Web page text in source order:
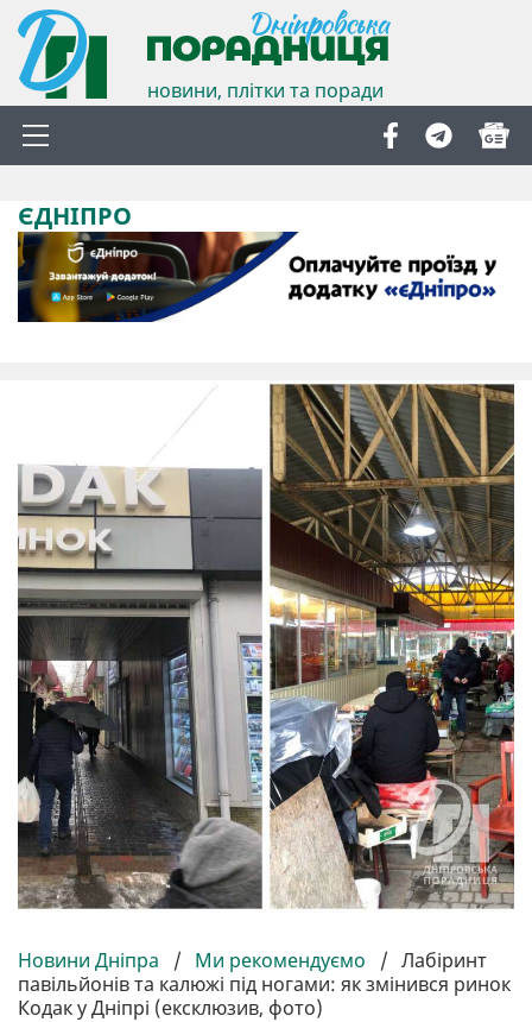
новини, плітки та поради
ЄДНІПРО
Новини Дніпра / Ми рекомендуємо / Лабіринт
павільйонів та калюжі під ногами: як змінився ринок
Кодак у Дніпрі (ексклюзив, фото)